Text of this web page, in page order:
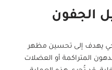
الجفون
يهدف إلى تحسين مظهر
المتراكمة أو العضلات